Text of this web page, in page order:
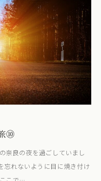
⑩
奈良の夜を過ごしていまし
忘れないように目に焼き付け